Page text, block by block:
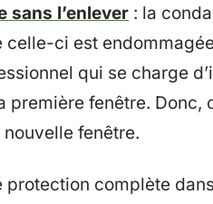
sans l’enlever : la
ci est
qui se charge
fenêtre. Donc,
fenêtre.
protection complète